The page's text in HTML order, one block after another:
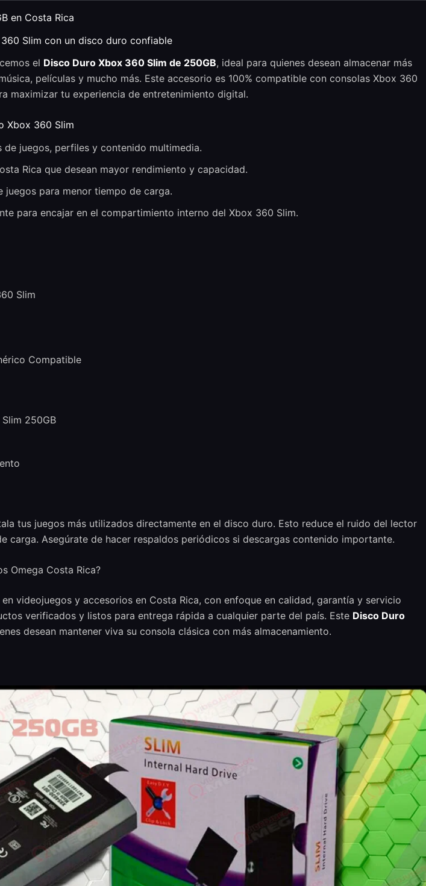
en Costa Rica
Slim con un disco duro confiable
el Disco Duro Xbox 360 Slim de 250GB, ideal para quienes desean almacenar más
películas y mucho más. Este accesorio es 100% compatible con consolas Xbox 360
maximizar tu experiencia de entretenimiento digital.
Xbox 360 Slim
de juegos, perfiles y contenido multimedia.
Rica que desean mayor rendimiento y capacidad.
juegos para menor tiempo de carga.
para encajar en el compartimiento interno del Xbox 360 Slim.
Slim
Compatible
250GB
tus juegos más utilizados directamente en el disco duro. Esto reduce el ruido del lector
carga. Asegúrate de hacer respaldos periódicos si descargas contenido importante.
Omega Costa Rica?
videojuegos y accesorios en Costa Rica, con enfoque en calidad, garantía y servicio
verificados y listos para entrega rápida a cualquier parte del país. Este Disco Duro
desean mantener viva su consola clásica con más almacenamiento.